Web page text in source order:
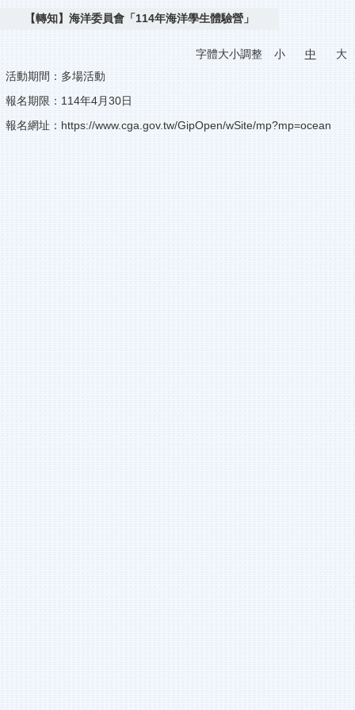
【轉知】海洋委員會「114年海洋學生體驗營」
字體大小調整 小 中
大
活動期間：多場活動
報名期限：114年4月30日
報名網址： https://www.cga.gov.tw/GipOpen/wSite/mp?mp=ocean